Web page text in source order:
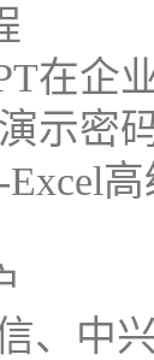
在企
示密
、中